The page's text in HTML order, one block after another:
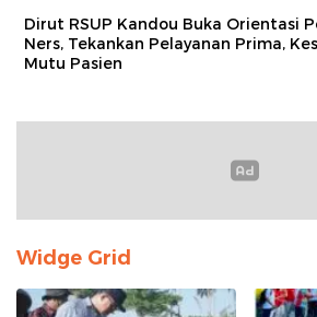
Dirut RSUP Kandou Buka Orientasi
Ners, Tekankan Pelayanan Prima,
Mutu Pasien
Widge Grid